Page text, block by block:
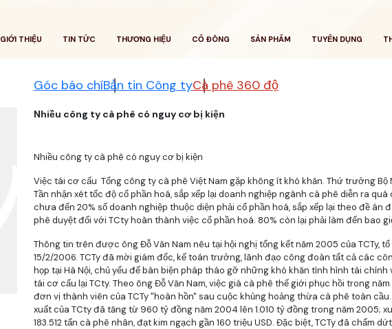
GIỚI THIỆU TIN TỨC THƯƠNG HIỆU CỔ ĐÔNG SẢN PHẨM TUYỂN DỤNG
Góc báo chíBản tin Công tyCà phê 360 độ
Nhiều công ty cà phê có nguy cơ bị kiện
Nhiều công ty cà phê có nguy cơ bị kiện
Việc tái cơ cấu Tổng công ty cà phê Việt Nam gặp không ít khó khăn. Thứ trưởng Bộ
Tần nhận xét tốc độ cổ phần hoá, sắp xếp lại doanh nghiệp ngành cà phê diễn ra quá
chưa đến 20% số doanh nghiệp thuộc diện phải cổ phần hoá, sắp xếp lại theo đề án
phê duyệt đối với TCty hoàn thành việc cổ phần hoá. 80% còn lại phải làm đến bao
Thông tin trên được ông Đỗ Văn Nam nêu tại hội nghị tổng kết năm 2005 của TCTy,
15/2/2006. TCTy đã mời giám đốc, kế toán trưởng, lãnh đạo công đoàn tất cả các
họp tại Hà Nội, chủ yếu để bàn biện pháp tháo gỡ những khó khăn tình hình tài chính
tái cơ cấu lại TCty. Theo ông Đỗ Văn Nam, việc giá cà phê thế giới phục hồi trong
đơn vị thành viên của TCTy "hoàn hồn" sau cuộc khủng hoảng thừa cà phê toàn
xuất của TCty đã tăng từ 960 tỷ đồng năm 2004 lên 1.010 tỷ đồng trong năm 2005;
183.512 tấn cà phê nhân, đạt kim ngạch gần 160 triệu USD. Đặc biệt, TCTy đã chấm